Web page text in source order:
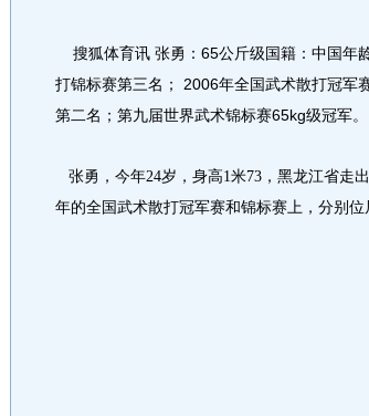
搜狐体育讯 张勇：65公斤级国籍：中国年
打锦标赛第三名； 2006年全国武术散打冠军
第二名；第九届世界武术锦标赛65kg级冠军。
张勇，今年24岁，身高1米73 ，黑龙江省走
年的全国武术散打冠军赛和锦标赛上，分别位